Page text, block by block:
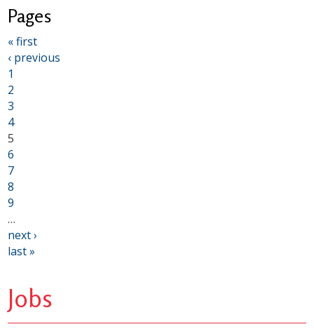
Pages
« first
‹ previous
1
2
3
4
5
6
7
8
9
…
next ›
last »
Jobs